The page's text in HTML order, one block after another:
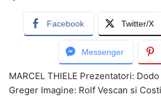
Facebook Twitter/X
Messenger
MARCEL THIELE Prezentatori:
Greger Imagine: Rolf Vescan si